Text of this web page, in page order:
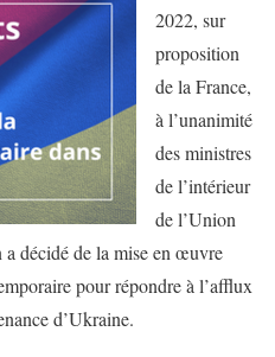
2022, sur
proposition
de la France,
à l’unanimité
des ministres
de l’intérieur
de l’Union
a décidé de la mise en œuvre
pour répondre à l’afflux
d’Ukraine.